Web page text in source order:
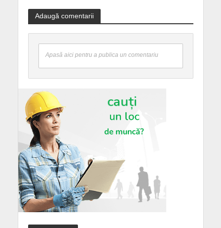
Adaugă comentarii
Apasă aici pentru a publica un comentariu